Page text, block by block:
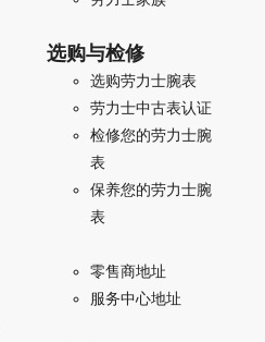
选购与检修
选购劳力士腕表
劳力士中古表认证
检修您的劳力士腕
表
保养您的劳力士腕
表
零售商地址
服务中心地址